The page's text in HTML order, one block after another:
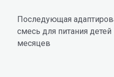
Последующая
смесь для питания
месяцев